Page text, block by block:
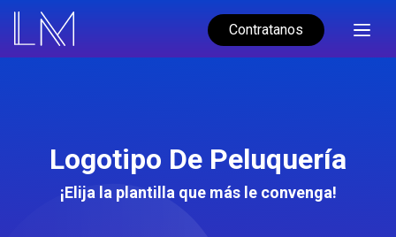
Contratanos
Logotipo De Peluquería
¡Elija la plantilla que más le convenga!